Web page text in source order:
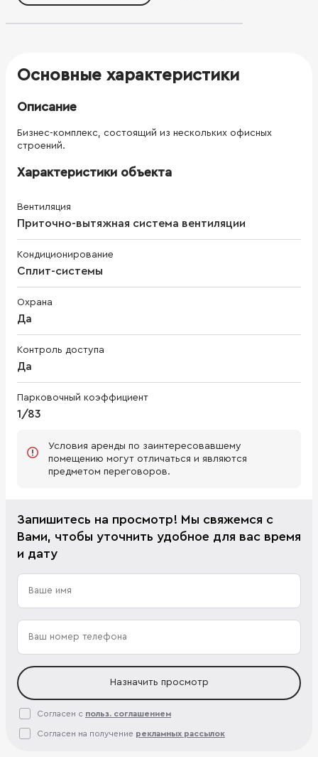
Основные характеристики
Описание
Бизнес-комплекс, состоящий из нескольких офисных
строений.
Характеристики объекта
Вентиляция
Приточно-вытяжная система вентиляции
Кондиционирование
Сплит-системы
Охрана
Да
Контроль доступа
Да
Парковочный коэффициент
1/83
Условия аренды по заинтересовавшему
помещению могут отличаться и являются
предметом переговоров.
Запишитесь на просмотр! Мы свяжемся с
Вами, чтобы уточнить удобное для вас время
и дату
Назначить просмотр
Согласен с польз. соглашением
Согласен на получение рекламных рассылок